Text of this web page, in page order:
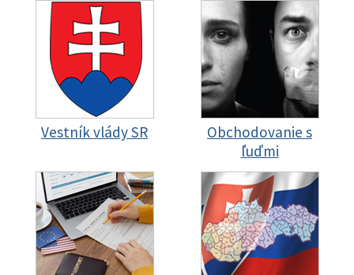
Vestník vlády SR
Obchodovanie s
ľuďmi